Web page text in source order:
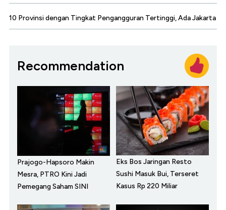
10 Provinsi dengan Tingkat Pengangguran Tertinggi, Ada Jakarta
Recommendation
Prajogo-Hapsoro Makin
Mesra, PTRO Kini Jadi
Pemegang Saham SINI
Eks Bos Jaringan Resto
Sushi Masuk Bui, Terseret
Kasus Rp 220 Miliar